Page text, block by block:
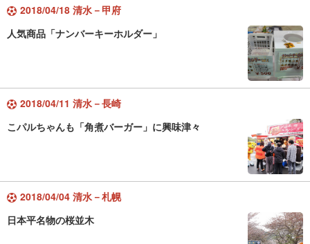
2018/04/18 清水－甲府
人気商品「ナンバーキーホルダー」
2018/04/11 清水－長崎
こパルちゃんも「角煮バーガー」に興味津々
2018/04/04 清水－札幌
日本平名物の桜並木